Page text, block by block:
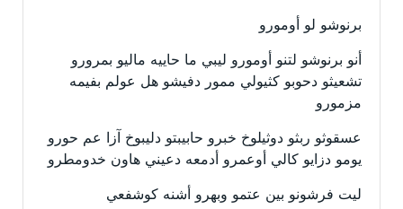
برنوشو لو أومورو
أنو برنوشو لتنو أومورو ليبي ما حاييه ماليو بمرورو
تشعيثو دحوبو كثيولي ممور دفيشو هل عولم بفيمه
مزمورو
عسقوثو ربثو دوثيلوخ خبرو حابيبتو دليبوخ آزا عم حورو
يومو دزايو كالي أوعمرو أدمعه دعيني هاون خدومطرو
ليت فرشونو بين عتمو وبهرو أشنه كوشفعي